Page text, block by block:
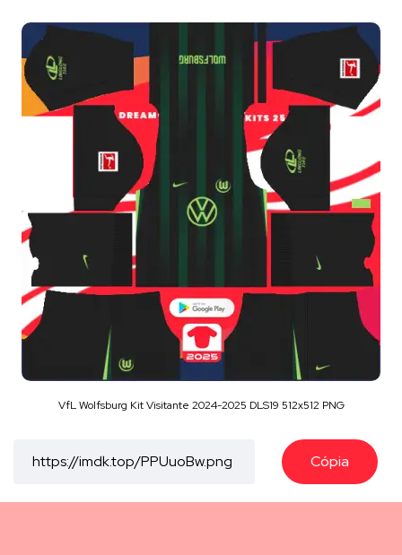
VfL Wolfsburg Kit Visitante 2024-2025 DLS19 512x512 PNG
Cópia